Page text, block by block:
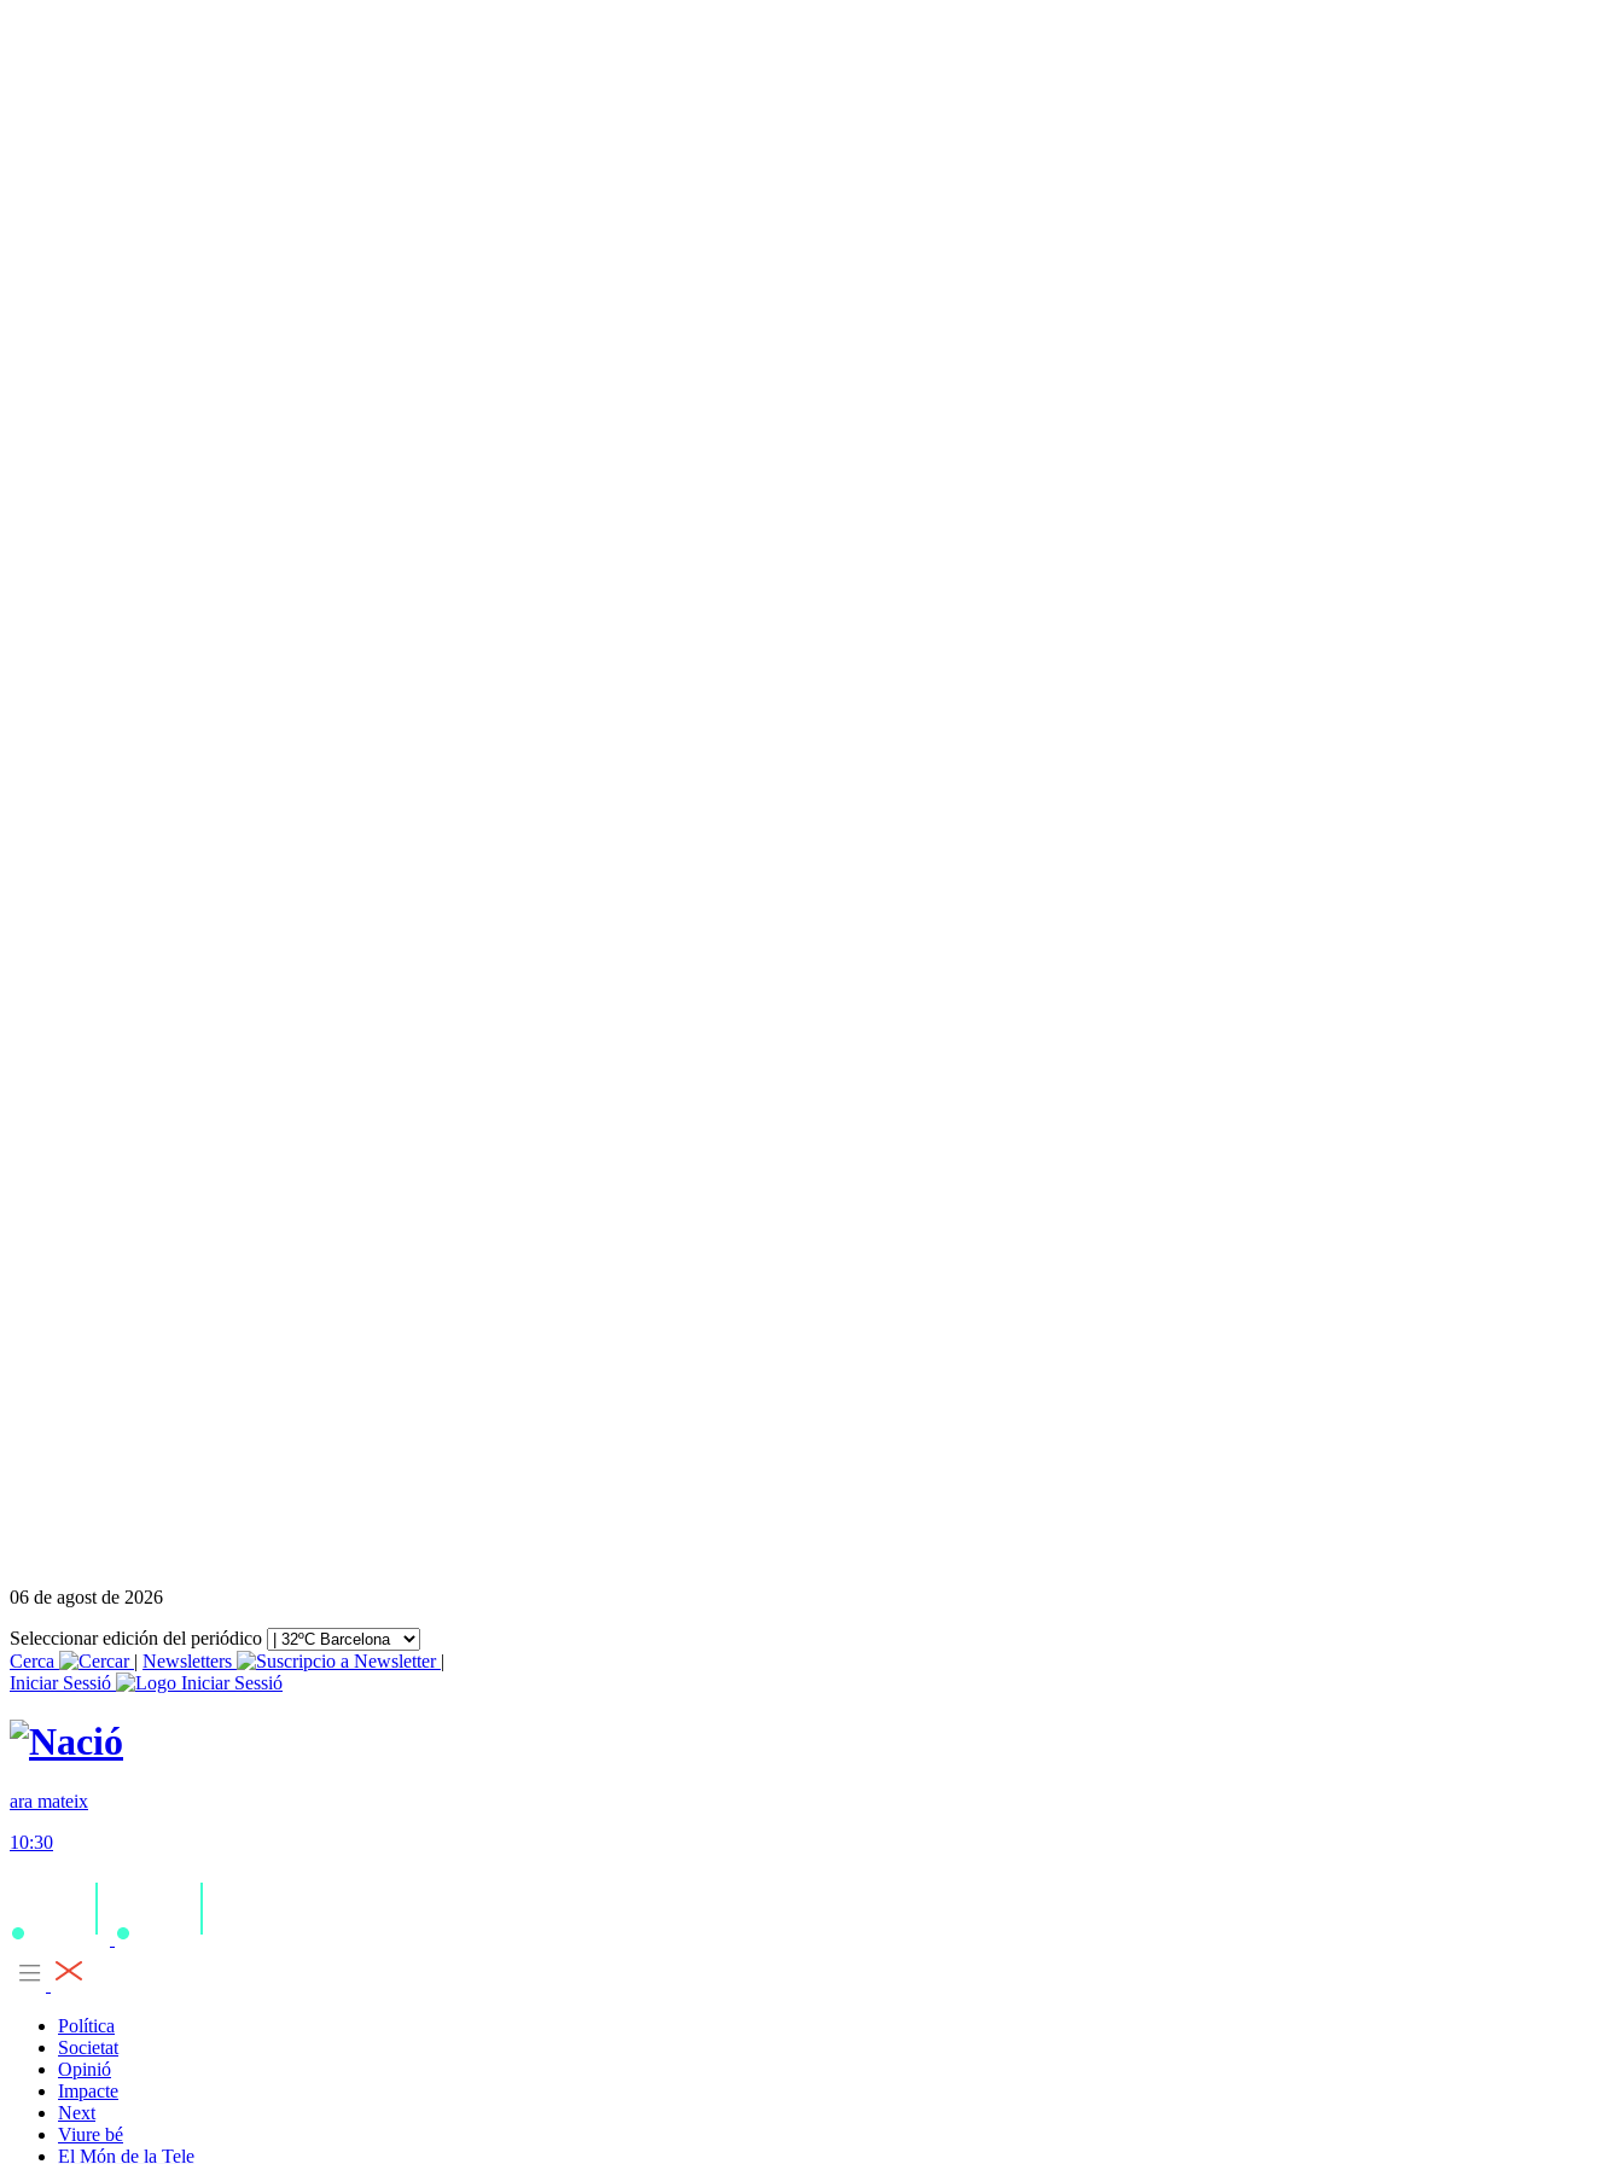
06 de agost de 2026
Seleccionar edición del periódico
Cerca
| Newsletters
|
Iniciar Sessió
ara mateix
10:30
Política
Societat
Opinió
Impacte
Next
Viure bé
El Món de la Tele